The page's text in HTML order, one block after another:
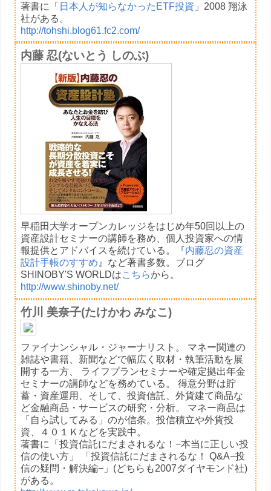
著書に「 日本人が知らなかったETF投資 」2008 翔泳
社がある。
http://tohshi.blog61.fc2.com/
内藤 忍(ないとう しのぶ)
早稲田大学オープンカレッジをはじめ年50回以上の
資産設計セミナーの講師を務め、個人投資家への情
報提供とアドバイスを続けている。『内藤忍の資産
設計手帳のすすめ 』など著書多数。ブログ
SHINOBY'S WORLDはこちらから。
http://www.shinoby.net/
竹川 美奈子(たけかわ みなこ)
ファイナンシャル・ジャーナリスト。 マネー関連の
雑誌や書籍、新聞などで幅広く取材・執筆活動を展
開する一方、 ライフプランセミナーや確定拠出年金
セミナーの講師などを務めている。 得意分野は貯
蓄・資産運用、そして、投資信託、外貨建て商品な
ど金融商品・サービスの研究・分析。 マネー商品は
「自ら試してみる」のが信条。投信積立や外貨投
資、４０１Ｋなどを実践中。
著書に「投資信託にだまされるな！−本当に正しい投
信の使い方」 「投資信託にだまされるな！ Q&A−投
信の疑問・解決編−」(どちらも2007ダイヤモンド社)
がある。